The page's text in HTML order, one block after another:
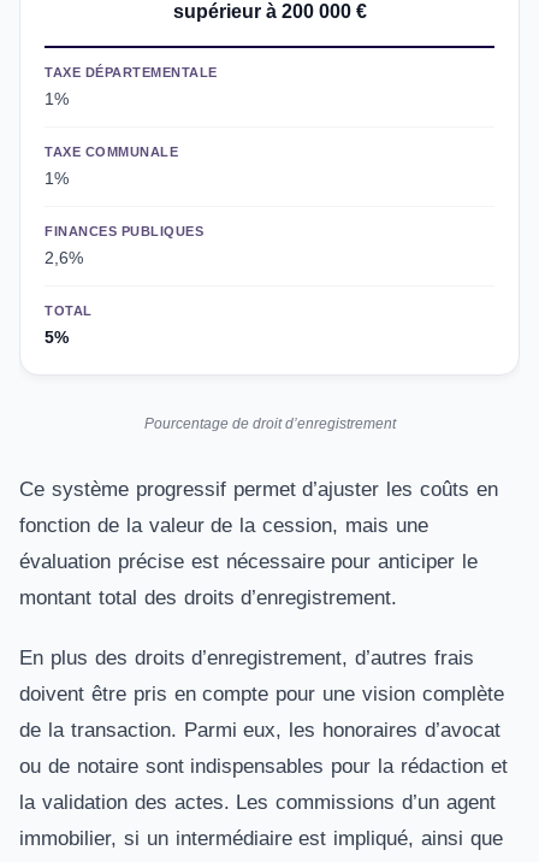
supérieur à 200 000 €
TAXE DÉPARTEMENTALE
1%
TAXE COMMUNALE
1%
FINANCES PUBLIQUES
2,6%
TOTAL
5%
Pourcentage de droit d’enregistrement
Ce système progressif permet d’ajuster les coûts en
fonction de la valeur de la cession, mais une
évaluation précise est nécessaire pour anticiper le
montant total des droits d’enregistrement.
En plus des droits d’enregistrement, d’autres frais
doivent être pris en compte pour une vision complète
de la transaction. Parmi eux, les honoraires d’avocat
ou de notaire sont indispensables pour la rédaction et
la validation des actes. Les commissions d’un agent
immobilier, si un intermédiaire est impliqué, ainsi que